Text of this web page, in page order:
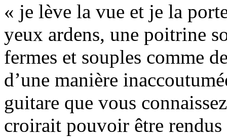
« je lève la vue et je la
yeux ardens, une poitrine
fermes et souples comme
d’une manière
guitare que vous
croirait pouvoir être rendus